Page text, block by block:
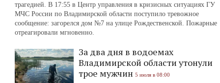
трагедией. В 17:55 в Центр управления в кризисных ситуациях ГУ
МЧС России по Владимирской области поступило тревожное
сообщение: загорелся дом №7 на улице Рождественской. Пожарные
отреагировали мгновенно.
За два дня в водоемах
Владимирской области утонули
трое мужчин 5 июля в 08:00